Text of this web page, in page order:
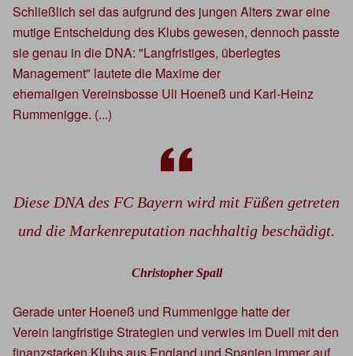
Schließlich sei das aufgrund des jungen Alters zwar eine
mutige Entscheidung des Klubs gewesen, dennoch passte
sie genau in die DNA: "Langfristiges, überlegtes
Management" lautete die Maxime der
ehemaligen Vereinsbosse Uli Hoeneß und Karl-Heinz
Rummenigge. (...)
Diese DNA des FC Bayern wird mit Füßen getreten
und die Markenreputation nachhaltig beschädigt.
Christopher Spall
Gerade unter Hoeneß und Rummenigge hatte der
Verein langfristige Strategien und verwies im Duell mit den